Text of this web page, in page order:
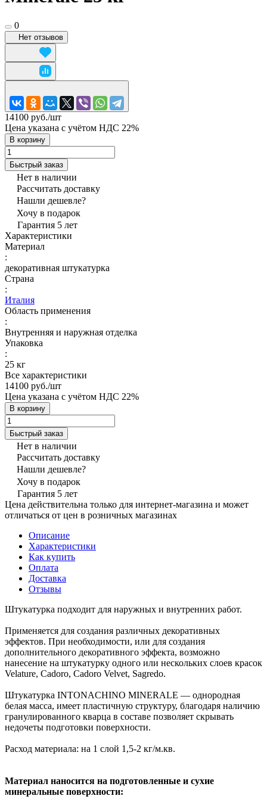
0
Нет отзывов
14100 руб./шт
Цена указана с учётом НДС 22%
В корзину
Быстрый заказ
Нет в наличии
Рассчитать доставку
Нашли дешевле?
Хочу в подарок
Гарантия 5 лет
Характеристики
Материал
:
декоративная штукатурка
Страна
:
Италия
Область применения
:
Внутренняя и наружная отделка
Упаковка
:
25 кг
Все характеристики
14100 руб./шт
Цена указана с учётом НДС 22%
В корзину
Быстрый заказ
Нет в наличии
Рассчитать доставку
Нашли дешевле?
Хочу в подарок
Гарантия 5 лет
Цена действительна только для интернет-магазина и может
отличаться от цен в розничных магазинах
Описание
Характеристики
Как купить
Оплата
Доставка
Отзывы
Штукатурка подходит для наружных и внутренних работ.
Применяется для создания различных декоративных
эффектов. При необходимости, или для создания
дополнительного декоративного эффекта, возможно
нанесение на штукатурку одного или нескольких слоев красок
Velature, Cadoro, Cadoro Velvet, Sagredo.
Штукатурка INTONACHINO MINERALE — однородная
белая масса, имеет пластичную структуру, благодаря наличию
гранулированного кварца в составе позволяет скрывать
недочеты подготовки поверхности.
Расход материала: на 1 слой 1,5-2 кг/м.кв.
Материал наносится на подготовленные и сухие
минеральные поверхности: